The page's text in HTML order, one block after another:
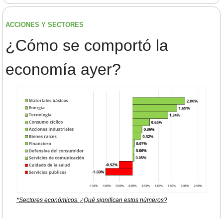
ACCIONES Y SECTORES
¿Cómo se comportó la
economía ayer?
*Sectores económicos. ¿Qué significan estos números?